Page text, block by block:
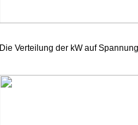
Die Verteilung der kW auf